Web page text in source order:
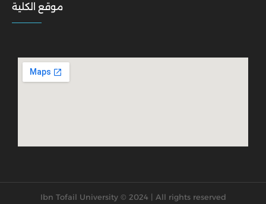
موقع الكلية
Ibn Tofail University © 2024 | All rights reserved